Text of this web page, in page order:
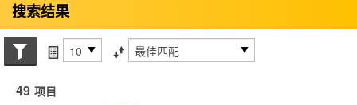
搜索结果
搜索状态每页项目 排序方式
49 项目